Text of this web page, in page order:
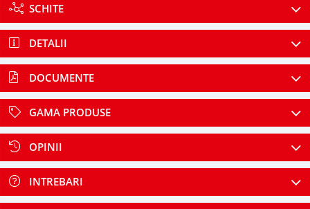
SCHITE
DETALII
DOCUMENTE
GAMA PRODUSE
OPINII
INTREBARI